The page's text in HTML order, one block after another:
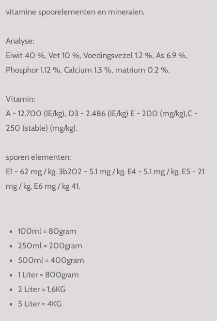
vitamine spoorelementen en mineralen.
Analyse:
Eiwit 40 %, Vet 10 %, Voedingsvezel 1.2 %, As 6.9 %,
Phosphor 1.12 %, Calcium 1.3 %, matrium 0.2 %.
Vitamin:
A - 12.700 (IE/kg), D3 - 2.486 (IE/kg) E - 200 (mg/kg),C -
250 (stable) (mg/kg).
sporen elementen:
E1 - 62 mg / kg. 3b202 - 5.1 mg / kg. E4 - 5.1 mg / kg. E5 - 21
mg / kg. E6 mg / kg 41.
100ml = 80gram
250ml = 200gram
500ml = 400gram
1 Liter = 800gram
2 Liter = 1,6KG
5 Liter = 4KG